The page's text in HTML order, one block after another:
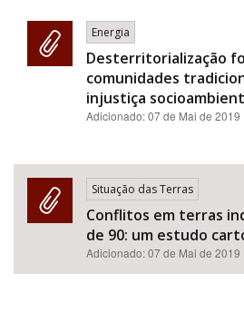
Energia
Desterritorialização
comunidades
injustiça
Adicionado:07 de Mai de 2019
Situação das Terras
Conflitos em terras
de 90: um estudo
Adicionado:07 de Mai de 2019